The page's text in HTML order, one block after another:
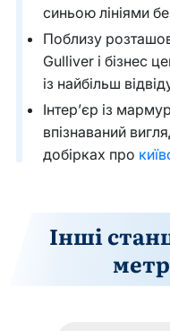
синьою лініями
Поблизу
Gulliver і бізнес
із найбільш
Інтер’єр із
впізнаваний
добірках про
Інші